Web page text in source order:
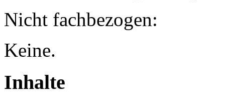
Nicht fachbezogen:
Keine.
Inhalte